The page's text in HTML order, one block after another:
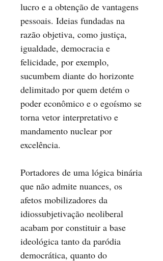
lucro e a obtenção de vantagens
pessoais. Ideias fundadas na
razão objetiva, como justiça,
igualdade, democracia e
felicidade, por exemplo,
sucumbem diante do horizonte
delimitado por quem detém o
poder econômico e o egoísmo se
torna vetor interpretativo e
mandamento nuclear por
excelência.
Portadores de uma lógica binária
que não admite nuances, os
afetos mobilizadores da
idiossubjetivação neoliberal
acabam por constituir a base
ideológica tanto da paródia
democrática, quanto do